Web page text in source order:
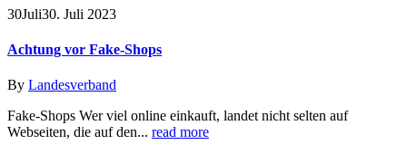
30Juli30. Juli 2023
Achtung vor Fake-Shops
By Landesverband
Fake-Shops Wer viel online einkauft, landet nicht selten auf
Webseiten, die auf den... read more